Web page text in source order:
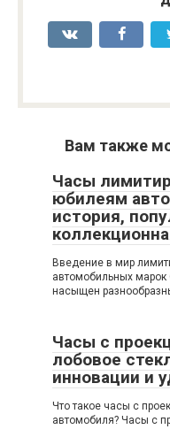
Вам также
Часы
юбилеям
история,
Введение в мир
автомобильных
насыщен
Часы с
лобовое
инновации и
Что такое часы с
автомобиля? Часы с